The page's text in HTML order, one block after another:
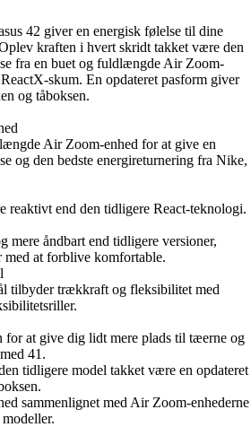
42 giver en energisk følelse til dine
kraften i hvert skridt takket være den
fra en buet og fuldlængde Air Zoom-
skum. En opdateret pasform giver
og tåboksen.
Air Zoom-enhed for at give en
og den bedste energireturnering fra Nike,
reaktivt end den tidligere React-teknologi.
mere åndbart end tidligere versioner,
at forblive komfortable.
tilbyder trækkraft og fleksibilitet med
for at give dig lidt mere plads til tæerne og
41.
tidligere model takket være en opdateret
sammenlignet med Air Zoom-enhederne